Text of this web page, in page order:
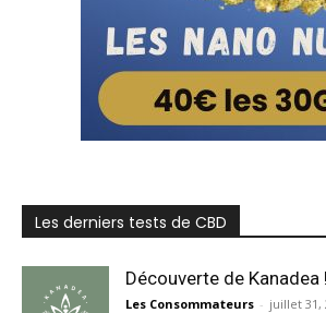
Les derniers tests de CBD
Découverte de Kanadea !
Les Consommateurs - juillet 31,